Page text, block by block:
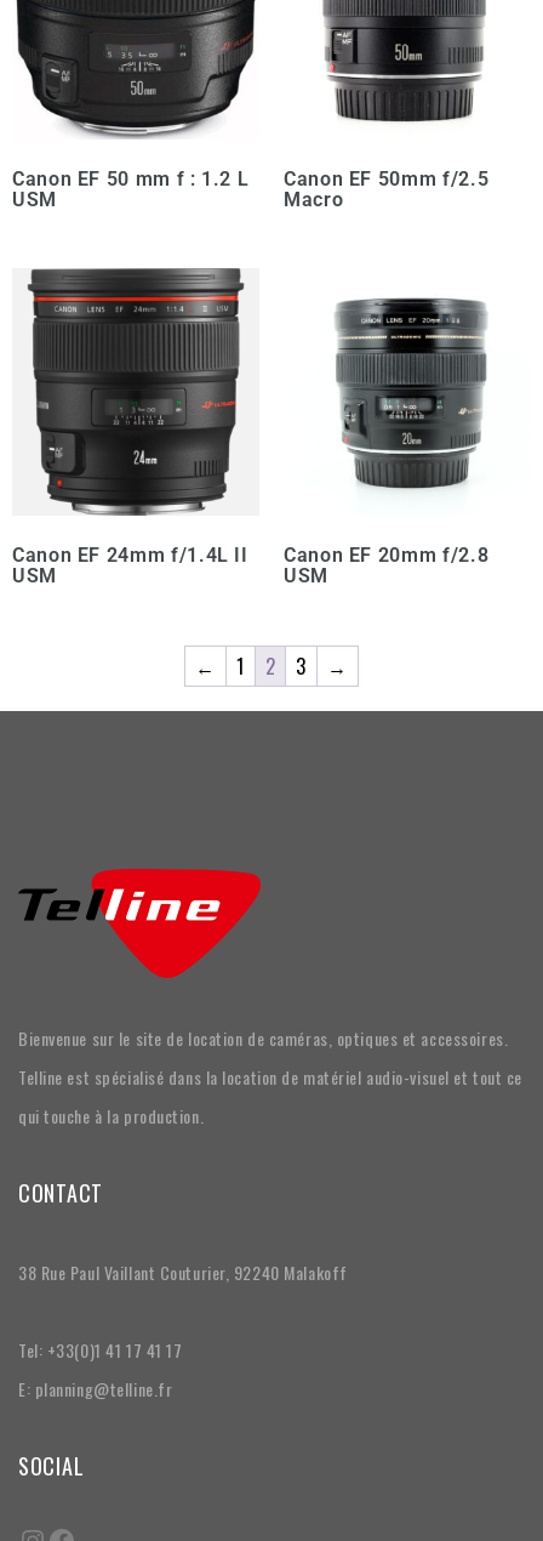
Canon EF 50 mm f : 1.2 L
USM
Canon EF 50mm f/2.5
Macro
Canon EF 24mm f/1.4L II
USM
Canon EF 20mm f/2.8
USM
← 1 2 3 →
Bienvenue sur le site de location de caméras, optiques et accessoires.
Telline est spécialisé dans la location de matériel audio-visuel et tout ce
qui touche à la production.
CONTACT
38 Rue Paul Vaillant Couturier, 92240 Malakoff
Tel: +33(0)1 41 17 41 17
E: planning@telline.fr
SOCIAL